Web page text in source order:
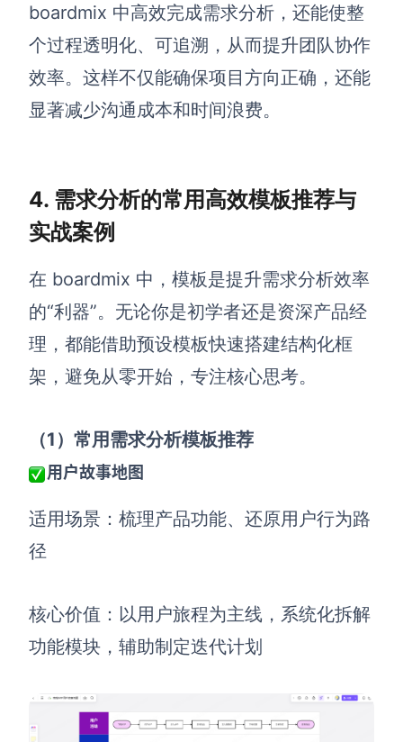
boardmix 中高效完成需求分析，还能使整
个过程透明化、可追溯，从而提升团队协作
效率。这样不仅能确保项目方向正确，还能
显著减少沟通成本和时间浪费。
4. 需求分析的常用高效模板推荐与
实战案例
在 boardmix 中，模板是提升需求分析效率
的“利器”。无论你是初学者还是资深产品经
理，都能借助预设模板快速搭建结构化框
架，避免从零开始，专注核心思考。
（1）常用需求分析模板推荐
用户故事地图
适用场景：梳理产品功能、还原用户行为路
径
核心价值：以用户旅程为主线，系统化拆解
功能模块，辅助制定迭代计划